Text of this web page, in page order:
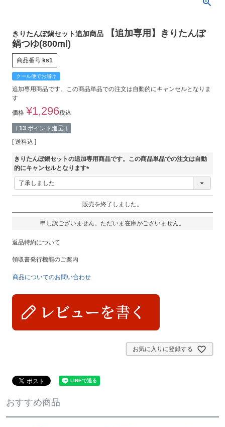
きりたんぽ鍋セット追加商品
【追加専用】きりたんぽ
鍋つゆ(800ml)
商品番号 ks1
クール便でお届け
追加専用商品です。この商品単品での注文は自動的にキャンセルとなりま
す
価格 ¥1,296税込
[ 13 ポイント進呈 ]
送料込
きりたんぽ鍋セットの追加専用商品です。この商品単品での注文は自動
的にキャンセルとなります
(
必
須
)
販売を終了しました。
申し訳ございません。ただいま在庫がございません。
返品特約について
領収書発行機能のご案内
商品についてのお問い合わせ
お気に入りに登録する
おすすめ商品